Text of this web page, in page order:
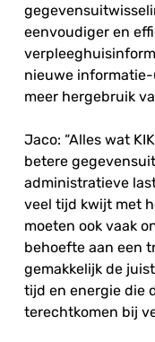
eenvoudiger en
nieuwe
meer hergebruik
Jaco: “Alles wat
betere
administratieve
veel tijd kwijt met
moeten ook vaak
behoefte aan een
gemakkelijk de
tijd en energie die
terechtkomen bij